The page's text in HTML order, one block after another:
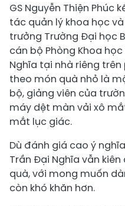
GS Nguyễn Thiện Phúc
tác quản lý khoa học
trưởng Trường Đại học
cán bộ Phòng Khoa
Nghĩa tại nhà riêng
theo món quà nhỏ là
bộ, giảng viên của
máy dệt màn vải xô
mắt lục giác.
Dù đánh giá cao ý
Trần Đại Nghĩa vẫn
quà, với mong muốn
còn khó khăn hơn.